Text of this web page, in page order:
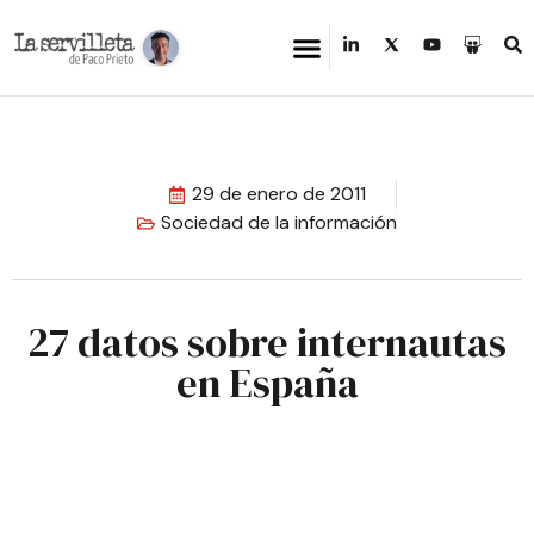
29 de enero de 2011
Sociedad de la información
27 datos sobre internautas
en España